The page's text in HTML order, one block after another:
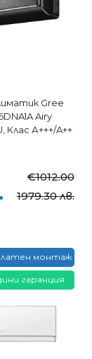
Gree
Airy
Клас А+++/A++
€1012.00
1979.30 лв.
монтаж
гаранция